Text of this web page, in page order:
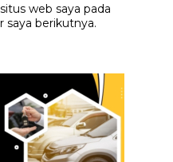
web saya pada
berikutnya.